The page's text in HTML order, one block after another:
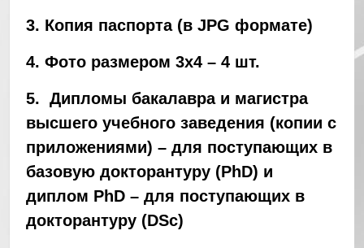
3. Копия паспорта (в JPG формате)
4. Фото размером 3х4 – 4 шт.
5. Дипломы бакалавра и магистра
высшего учебного заведения (копии с
приложениями) – для поступающих в
базовую докторантуру (PhD) и
диплом PhD – для поступающих в
докторантуру (DSc)